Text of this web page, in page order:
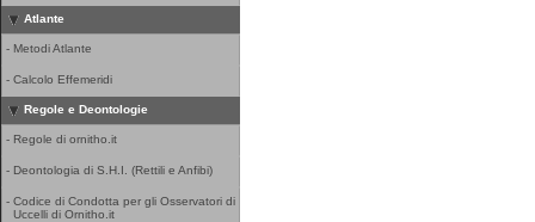
Atlante
- Metodi Atlante
- Calcolo Effemeridi
Regole e Deontologie
- Regole di ornitho.it
- Deontologia di S.H.I. (Rettili e Anfibi)
- Codice di Condotta per gli Osservatori di
Uccelli di Ornitho.it